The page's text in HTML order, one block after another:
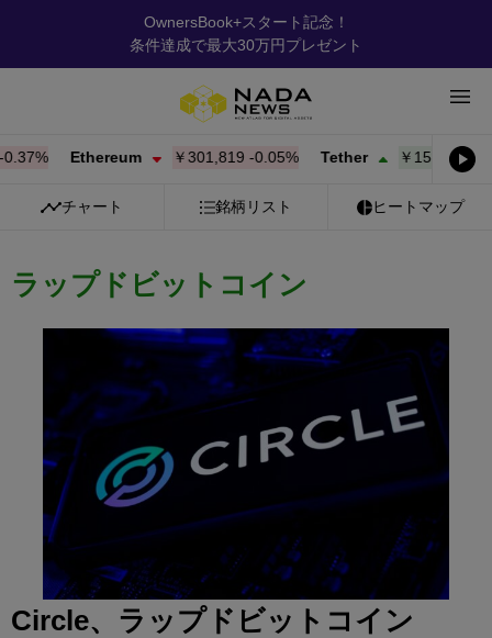
OwnersBook+スタート記念！
条件達成で最大30万円プレゼント
Ethereum ￥301,819-0.05% Tether ￥158.22 +
チャート 銘柄リスト ヒートマップ
ラップドビットコイン
Circle、ラップドビットコイン